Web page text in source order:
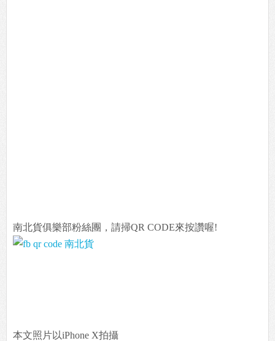
南北貨俱樂部粉絲團，請掃QR CODE來按讚喔!
本文照片以iPhone X拍攝